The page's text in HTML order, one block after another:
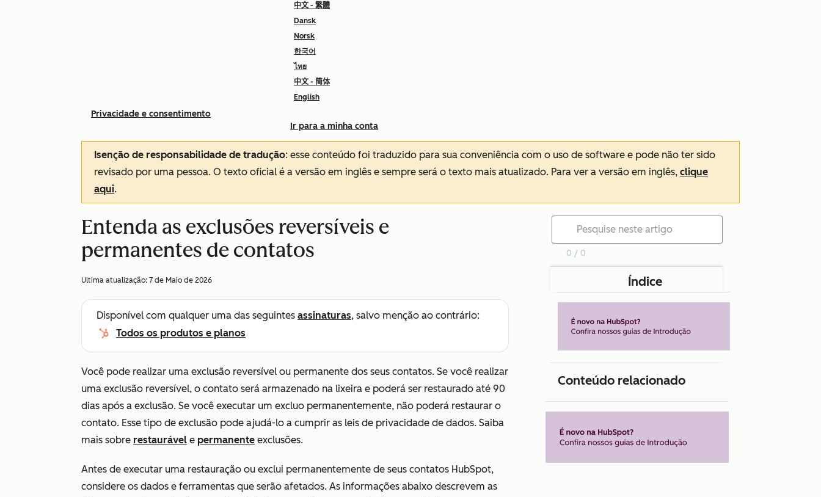
中文 - 繁體
Dansk
Norsk
한국어
ไทย
中文 - 简体
English
Ir para a minha conta
Privacidade e consentimento
Isenção de responsabilidade de tradução: esse conteúdo foi traduzido para sua conveniência com o uso de software e pode não ter sido
revisado por uma pessoa. O texto oficial é a versão em inglês e sempre será o texto mais atualizado. Para ver a versão em inglês, clique
aqui.
Entenda as exclusões reversíveis e
permanentes de contatos
Ultima atualização: 7 de Maio de 2026
Disponível com qualquer uma das seguintes assinaturas, salvo menção ao contrário:
Todos os produtos e planos
Você pode realizar uma exclusão reversível ou permanente dos seus contatos. Se você realizar
uma exclusão reversível, o contato será armazenado na lixeira e poderá ser restaurado até 90
dias após a exclusão. Se você executar um excluo permanentemente, não poderá restaurar o
contato. Esse tipo de exclusão pode ajudá-lo a cumprir as leis de privacidade de dados. Saiba
mais sobre restaurável e permanente exclusões.
Antes de executar uma restauração ou exclui permanentemente de seus contatos HubSpot,
considere os dados e ferramentas que serão afetados. As informações abaixo descrevem as
0 / 0
Índice
Conteúdo relacionado